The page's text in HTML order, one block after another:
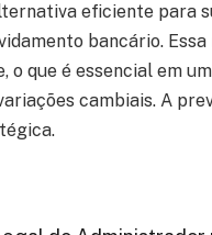
eficiente para
bancário.
que é essencial em
cambiais. A